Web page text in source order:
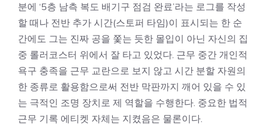
분에 ‘5층 남측 복도 배기구 점검 완료’라는 로그를 작성
할 때나 전반 추가 시간(스토퍼 타임)이 표시되는 한 순
간에도 그는 진짜 공을 쫓는 듯한 몰입이 아닌 자신의 집
중 롤러코스터 위에서 잘 타고 있었다. 근무 중간 개인적
욕구 충족을 근무 교란으로 보지 않고 시간 분할 자원의
한 종류로 활용함으로써 전반 막판까지 깨어 있을 수 있
는 극적인 조명 장치로 제 역할을 수행한다. 중요한 법적
근무 기록 에티켓 자체는 지켰음은 물론이다.